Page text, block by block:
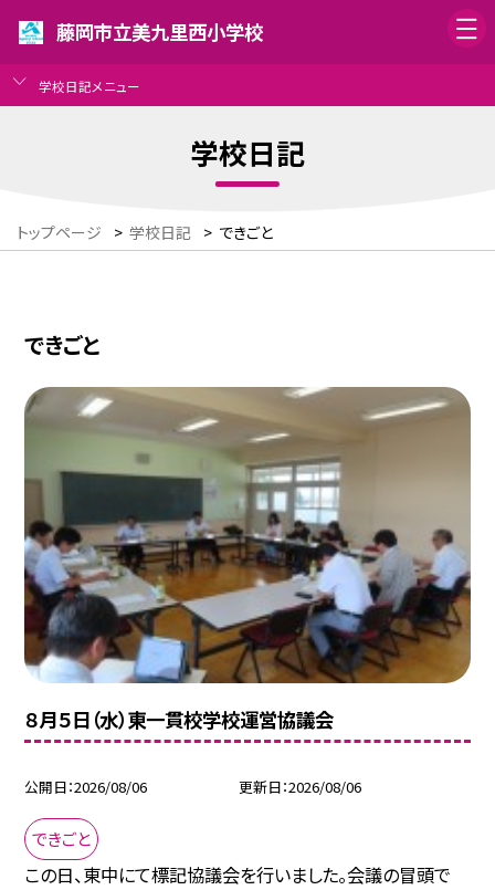
藤岡市立美九里西小学校
学校日記メニュー
学校日記
トップページ > 学校日記 > できごと
できごと
８月５日（水）東一貫校学校運営協議会
公開日 2026/08/06 更新日 2026/08/06
できごと
この日、東中にて標記協議会を行いました。会議の冒頭で